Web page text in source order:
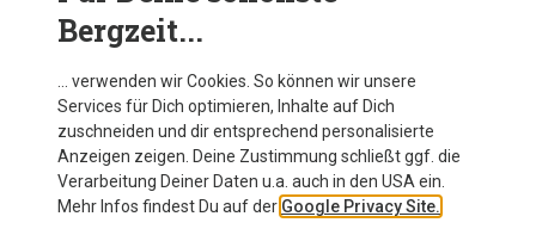
Du sparst 52%Bergzeit...
… verwenden wir Cookies. So können wir unsere
Services für Dich optimieren, Inhalte auf Dich
zuschneiden und dir entsprechend personalisierte
Anzeigen zeigen. Deine Zustimmung schließt ggf. die
Verarbeitung Deiner Daten u.a. auch in den USA ein.
Mehr Infos findest Du auf der Google Privacy Site.